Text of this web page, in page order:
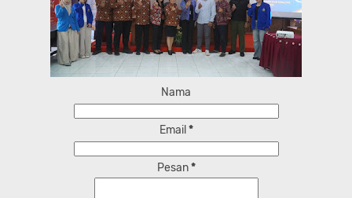
Nama
Email *
Pesan*